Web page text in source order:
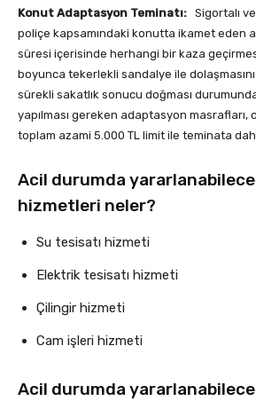
Konut Adaptasyon Teminatı: Sigortalı
poliçe kapsamındaki konutta ikamet eden
süresi içerisinde herhangi bir kaza
boyunca tekerlekli sandalye ile
sürekli sakatlık sonucu doğması
yapılması gereken adaptasyon masrafları,
toplam azami 5.000 TL limit ile teminata
Acil durumda
hizmetleri neler?
Su tesisatı hizmeti
Elektrik tesisatı hizmeti
Çilingir hizmeti
Cam işleri hizmeti
Acil durumda